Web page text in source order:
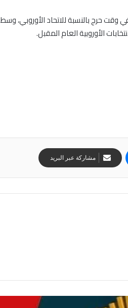
في وقت حرج بالنسبة للاتحاد
الأوروبية العام المقبل.
مشاركة عبر البريد